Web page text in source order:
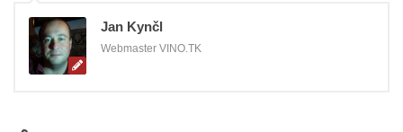
Jan Kynčl
Webmaster VINO.TK